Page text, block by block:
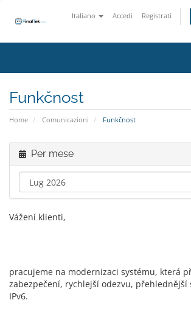
Italiano Accedi Registrati
Funkčnost
Home Comunicazioni Funkčnost
Per mese
Vážení klienti,
pracujeme na modernizaci systému, která
zabezpečení, rychlejší odezvu, přehlednější
IPv6.